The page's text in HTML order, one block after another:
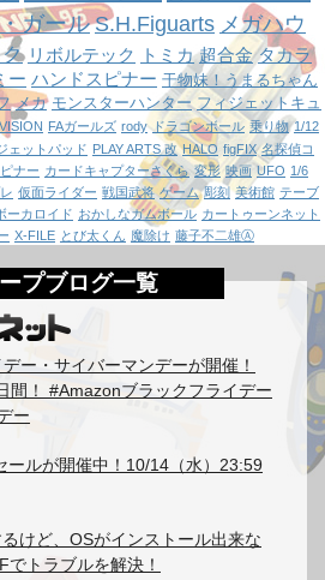
ガール S.H.Figuarts メガハウ
リボルテック トミカ 超合金 タカラ
ー ハンドスピナー 干物妹！うまるちゃん
メカ モンスターハンター フィジェットキュ
FAガールズ rody ドラゴンボール 乗り物 1/12
ェットパッド PLAY ARTS 改 HALO figFIX 名探偵コ
ナー カードキャプターさくら 変形 映画 UFO 1/6
仮面ライダー 戦国武将 ゲーム 彫刻 美術館 テーブ
ーカロイド おかしなガムボール カートゥーンネット
X-FILE とび太くん 魔除け 藤子不二雄Ⓐ
プブログ一覧
ー・サイバーマンデーが開催！
間！ #Amazonブラックフライデー
ー
ールが開催中！10/14（水）23:59
けど、OSがインストール出来な
トラブルを解決！